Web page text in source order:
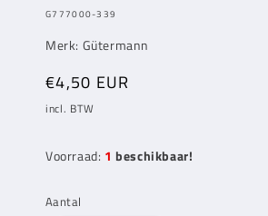
MODEL:
G777000-339
Merk: Gütermann
Normale
prijs
€4,50 EUR
incl. BTW
Voorraad: 1 beschikbaar!
Aantal